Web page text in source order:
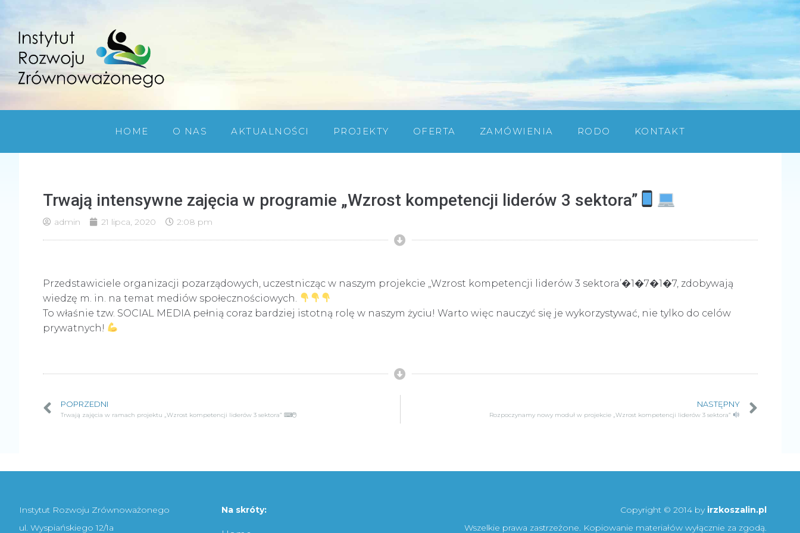
HOME O NAS AKTUALNOŚCI PROJEKTY OFERTA ZAMÓWIENIA RODO KONTAKT
Trwają intensywne zajęcia w programie „Wzrost kompetencji liderów 3 sektora”
admin 21 lipca, 2020 2:08 pm
Przedstawiciele organizacji pozarządowych, uczestnicząc w naszym projekcie „Wzrost kompetencji liderów 3 sektora’�1�7�1�7, zdobywają
wiedzę m. in. na temat mediów społecznościowych.
To właśnie tzw. SOCIAL MEDIA pełnią coraz bardziej istotną rolę w naszym życiu! Warto więc nauczyć się je wykorzystywać, nie tylko do celów
prywatnych!
POPRZEDNI
Trwają zajęcia w ramach projektu „Wzrost kompetencji liderów 3 sektora” ⌨🖱
NASTĘPNY
Rozpoczynamy nowy moduł w projekcie „Wzrost kompetencji liderów 3 sektora”
Instytut Rozwoju Zrównoważonego
ul. Wyspiańskiego 12/1a
Na skróty: Copyright © 2014 by irzkoszalin.pl
Wszelkie prawa zastrzeżone. Kopiowanie materiałów wyłącznie za zgodą.